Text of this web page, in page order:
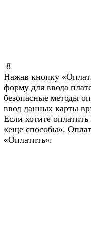
8
Нажав кнопку
форму для ввода
безопасные методы
ввод данных карты
Если хотите
«еще способы».
«Оплатить».